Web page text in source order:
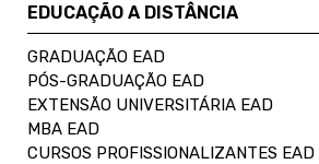
EDUCAÇÃO A DISTÂNCIA
GRADUAÇÃO EAD
PÓS-GRADUAÇÃO EAD
EXTENSÃO UNIVERSITÁRIA EAD
MBA EAD
CURSOS PROFISSIONALIZANTES EAD